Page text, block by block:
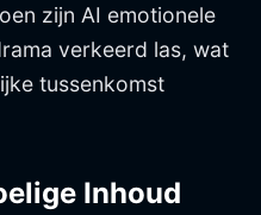
zijn AI emotionele
verkeerd las, wat
tussenkomst
Inhoud